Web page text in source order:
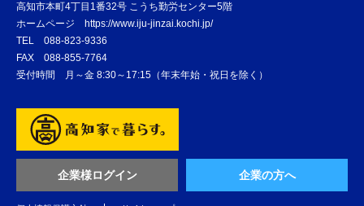
高知市本町4丁目1番32号 こうち勤労センター5階
ホームページ https://www.iju-jinzai.kochi.jp/
TEL 088-823-9336
FAX 088-855-7764
受付時間 月～金 8:30～17:15（年末年始・祝日を除く）
企業様ログイン 企業の方へ